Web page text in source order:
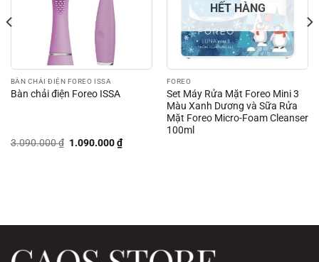
BÀN CHẢI ĐIỆN FOREO ISSA
Bàn chải điện Foreo ISSA
3.090.000₫ Giá
1.090.000₫Giá
hiện
HẾT HÀNG
FOREO
Set Máy Rửa Mặt Foreo Mini 3
Màu Xanh Dương và Sữa Rửa
Mặt Foreo Micro-Foam Cleanser
100ml